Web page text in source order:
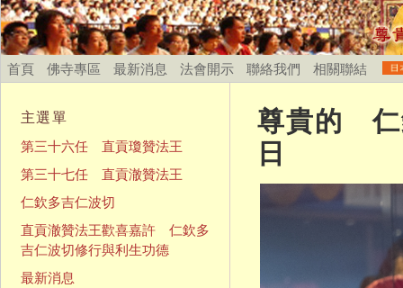
首頁 佛寺專區 最新消息 法會開示 聯絡我們 相關聯結
尊貴的 仁
日
主選單
第三十六任 直貢瓊贊法王
第三十七任 直貢澈贊法王
仁欽多吉仁波切
直貢澈贊法王歡喜嘉許 仁欽多
吉仁波切修行與利生功德
最新消息